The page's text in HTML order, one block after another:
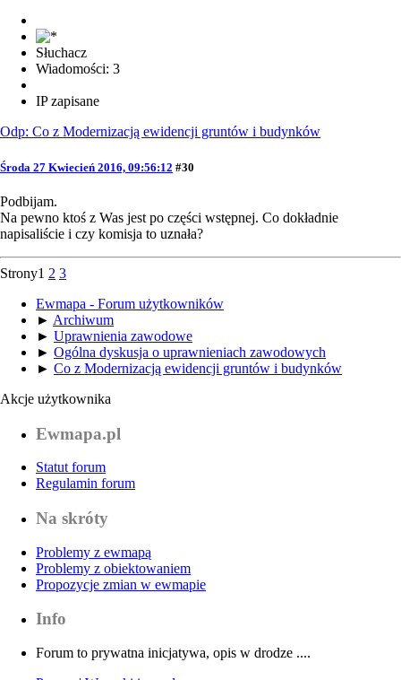
Słuchacz
Wiadomości: 3
IP zapisane
Odp: Co z Modernizacją ewidencji gruntów i budynków
Środa 27 Kwiecień 2016, 09:56:12 #30
Podbijam.
Na pewno ktoś z Was jest po części wstępnej. Co dokładnie
napisaliście i czy komisja to uznała?
Strony1 2 3
Ewmapa - Forum użytkowników
► Archiwum
► Uprawnienia zawodowe
► Ogólna dyskusja o uprawnieniach zawodowych
► Co z Modernizacją ewidencji gruntów i budynków
Akcje użytkownika
Ewmapa.pl
Statut forum
Regulamin forum
Na skróty
Problemy z ewmapą
Problemy z obiektowaniem
Propozycje zmian w ewmapie
Info
Forum to prywatna inicjatywa, opis w drodze ....